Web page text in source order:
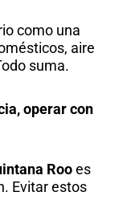
como una
aire
suma.
operar con
Rooes
Evitar estos